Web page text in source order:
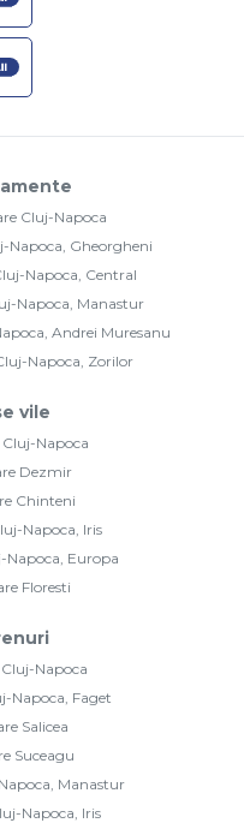
Cluj-Napoca
Napoca, Gheorgheni
Napoca, Central
Napoca, Manastur
Andrei Muresanu
Napoca, Zorilor
vile
Cluj-Napoca
Dezmir
Chinteni
Napoca, Iris
Napoca, Europa
Floresti
Napoca
Napoca, Faget
Salicea
Suceagu
Manastur
Napoca, Iris